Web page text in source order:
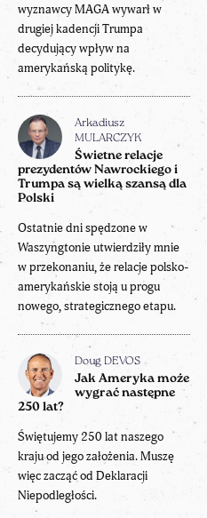
wyznawcy MAGA wywarł w
drugiej kadencji Trumpa
decydujący wpływ na
amerykańską politykę.
Arkadiusz
MULARCZYK
Świetne relacje
prezydentów Nawrockiego i
Trumpa są wielką szansą dla
Polski
Ostatnie dni spędzone w
Waszyngtonie utwierdziły mnie
w przekonaniu, że relacje polsko-
amerykańskie stoją u progu
nowego, strategicznego etapu.
Doug DEVOS
Jak Ameryka może
wygrać następne
250 lat?
Świętujemy 250 lat naszego
kraju od jego założenia. Muszę
więc zacząć od Deklaracji
Niepodległości.